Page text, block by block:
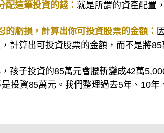
配這筆投資的錢： 就是所謂的資產配置
的虧損，計算出你可投資股票的金額：
計算出可投資股票的金額，而不是將85
孩子投資的85萬元會腰斬變成42萬
投資85萬元。我們整理過去5年、10年